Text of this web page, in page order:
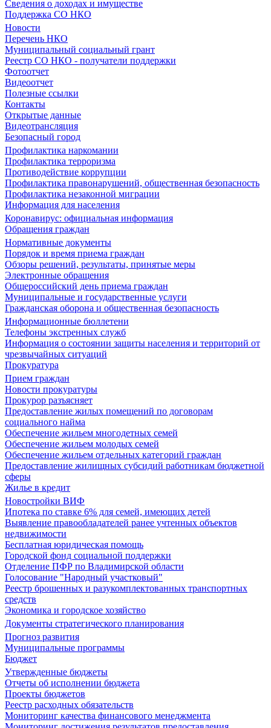
Сведения о доходах и имуществе
Поддержка СО НКО
Новости
Перечень НКО
Муниципальный социальный грант
Реестр СО НКО - получатели поддержки
Фотоотчет
Видеоотчет
Полезные ссылки
Контакты
Открытые данные
Видеотрансляция
Безопасный город
Профилактика наркомании
Профилактика терроризма
Противодействие коррупции
Профилактика правонарушений, общественная безопасность
Профилактика незаконной миграции
Информация для населения
Коронавирус: официальная информация
Обращения граждан
Нормативные документы
Порядок и время приема граждан
Обзоры решений, результаты, принятые меры
Электронные обращения
Общероссийский день приема граждан
Муниципальные и государственные услуги
Гражданская оборона и общественная безопасность
Информационные бюллетени
Телефоны экстренных служб
Информация о состоянии защиты населения и территорий от
чрезвычайных ситуаций
Прокуратура
Прием граждан
Новости прокуратуры
Прокурор разъясняет
Предоставление жилых помещений по договорам
социального найма
Обеспечение жильем многодетных семей
Обеспечение жильем молодых семей
Обеспечение жильем отдельных категорий граждан
Предоставление жилищных субсидий работникам бюджетной
сферы
Жилье в кредит
Новостройки ВИФ
Ипотека по ставке 6% для семей, имеющих детей
Выявление правообладателей ранее учтенных объектов
недвижимости
Бесплатная юридическая помощь
Городской фонд социальной поддержки
Отделение ПФР по Владимирской области
Голосование "Народный участковый"
Реестр брошенных и разукомплектованных транспортных
средств
Экономика и городское хозяйство
Документы стратегического планирования
Прогноз развития
Муниципальные программы
Бюджет
Утвержденные бюджеты
Отчеты об исполнении бюджета
Проекты бюджетов
Реестр расходных обязательств
Мониторинг качества финансового менеджмента